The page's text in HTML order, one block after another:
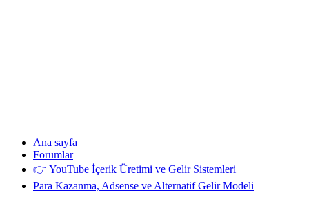
Ana sayfa
Forumlar
👉 YouTube İçerik Üretimi ve Gelir Sistemleri
Para Kazanma, Adsense ve Alternatif Gelir Modeli